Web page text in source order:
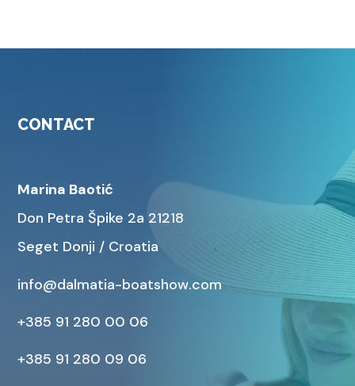
CONTACT
Marina Baotić
Don Petra Špike 2a 21218
Seget Donji / Croatia
info@dalmatia-boatshow.com
+385 91 280 00 06
+385 91 280 09 06